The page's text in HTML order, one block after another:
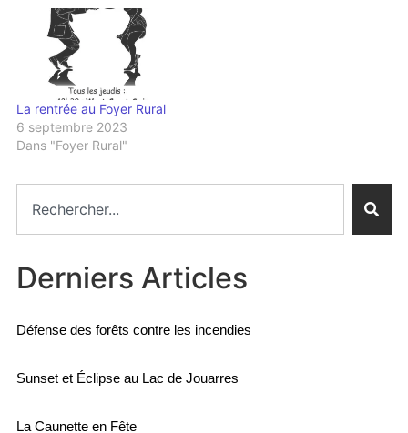
La rentrée au Foyer Rural
6 septembre 2023
Dans "Foyer Rural"
Derniers Articles
Défense des forêts contre les incendies
Sunset et Éclipse au Lac de Jouarres
La Caunette en Fête